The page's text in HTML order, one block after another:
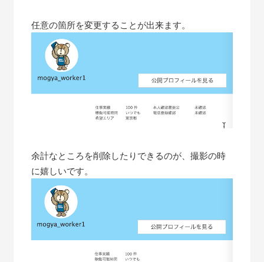
任意の箇所を変更することが出来ます。
余計なところを削除したりできるのが、撮影の時
に嬉しいです。